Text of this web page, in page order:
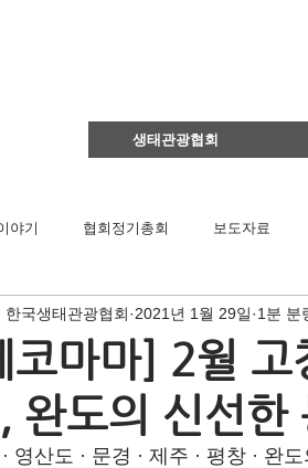
생태관광협회
야기 협회정기총회 보도자료
생태문화교실 이달의 생태관광지
벤트 지역컨설팅 연구용역관련
코마마] 2월
완도의 신선한
한국생태관광협회 2021년 1월 29일 1분 분
영산도 · 문경 · 제주 · 평창 · 완